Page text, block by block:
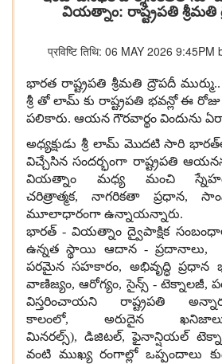
వియత్నాం: రాష్ట్రపతి శ్రీమతి
प्रविष्टि तिथि: 06 MAY 2026
భారత రాష్ట్రపతి శ్రీమతి ద్రౌపదీ ముర్ము..
శ్రీ తో లామ్‌ కు రాష్ట్రపతి భవన్లో ఈ రోజు
పలికారు. ఆయన గౌరవార్థం విందును
అధ్యక్షుడు శ్రీ లామ్ మొదటి సారి
విచ్చేసిన సందర్భంగా రాష్ట్రపతి
వియత్నాం మధ్య మంచి
చరిత్రాత్మక,నాగరికతా ప్రధాన,
మూలాధారంగా ఉన్నాయన్నారు.
భారత్-వియత్నాం ద్వైపాక్షిక
ఉన్నత స్థాయి ఆదాన - ప్రదానాలు,
పరమైన సహకారం, అభివృద్ధి
వాణిజ్యం,ఆరోగ్యం,సైన్స్ -టెక్నాలజీ,
విస్తరించాయని రాష్ట్రపతి
కాలంలో, అరుదైన
మినరల్స్),డిజిటల్,ఫైనాన్షియల్
వంటి ముఖ్య రంగాల్లో ఒప్పందాలు